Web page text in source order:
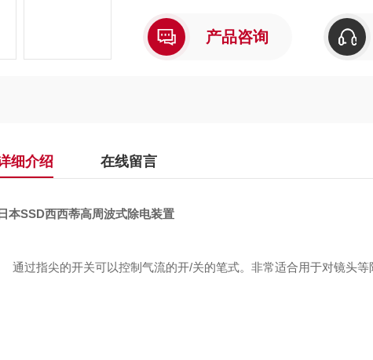
产品咨询
细介绍 在线留言
日本SSD西西蒂高周波式除电装置
通过指尖的开关可以控制气流的开/关的笔式。非常适合用于对镜头等